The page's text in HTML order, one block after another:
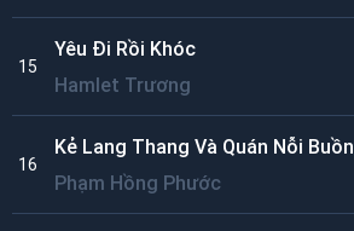
15
Yêu Đi Rồi Khóc
Hamlet Trương
16
Kẻ Lang Thang Và Quán Nỗi Buồn
Phạm Hồng Phước